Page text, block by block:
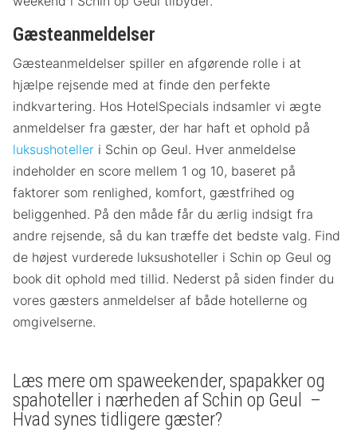
Gæsteanmeldelser
Gæsteanmeldelser spiller en afgørende rolle i at
hjælpe rejsende med at finde den perfekte
indkvartering. Hos HotelSpecials indsamler vi ægte
anmeldelser fra gæster, der har haft et ophold på
luksushoteller i Schin op Geul. Hver anmeldelse
indeholder en score mellem 1 og 10, baseret på
faktorer som renlighed, komfort, gæstfrihed og
beliggenhed. På den måde får du ærlig indsigt fra
andre rejsende, så du kan træffe det bedste valg. Find
de højest vurderede luksushoteller i Schin op Geul og
book dit ophold med tillid. Nederst på siden finder du
vores gæsters anmeldelser af både hotellerne og
omgivelserne.
Læs mere om spaweekender, spapakker og
spahoteller i nærheden af Schin op Geul –
Hvad synes tidligere gæster?